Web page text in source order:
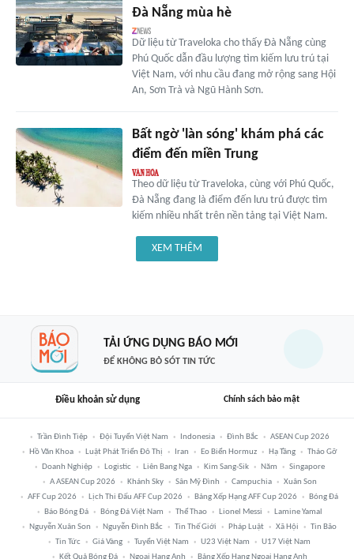
Đà Nẵng mùa hè
Dữ liệu từ Traveloka cho thấy Đà Nẵng cùng
Phú Quốc dẫn đầu lượng tìm kiếm lưu trú tại
Việt Nam, với nhu cầu đang mở rộng sang Hội
An, Sơn Trà và Ngũ Hành Sơn.
Bất ngờ 'làn sóng' khám phá các
điểm đến miền Trung
Theo dữ liệu từ Traveloka, cùng với Phú Quốc,
Đà Nẵng đang là điểm đến lưu trú được tìm
kiếm nhiều nhất trên nền tảng tại Việt Nam.
XEM THÊM
TẢI ỨNG DỤNG BÁO MỚI
ĐỂ KHÔNG BỎ SÓT TIN TỨC
Điều khoản sử dụng Chính sách bảo mật
Trần Đình Tiệp Đội Tuyển Việt Nam Indonesia Đình Bắc
ASEAN Cup 2026
Hồ Văn Khoa
Luật Phát Triển Đô Thị Iran Eo Biển Hormuz Hạ Tầng
Tháo Gỡ
Doanh Nghiệp
Logistic Liên Bang Nga Kim Sang-Sik Năm
Singapore
A ASEAN Cup 2026
Khánh Sky Sân Mỹ Đình Campuchia
Xuân Son
AFF Cup 2026
Lịch Thi Đấu AFF Cup 2026 Bảng Xếp Hạng AFF Cup 2026
Bóng Đá
Báo Bóng Đá
Bóng Đá Việt Nam Thể Thao Lionel Messi
Lamine Yamal
Nguyễn Xuân Son
Nguyễn Đình Bắc Tin Thế Giới Pháp Luật Xã Hội
Tin Bão
Tin Tức
Giá Vàng Tuyển Việt Nam U23 Việt Nam
U17 Việt Nam
Kết Quả Bóng Đá
Ngoại Hạng Anh Bảng Xếp Hạng Ngoại Hạng Anh